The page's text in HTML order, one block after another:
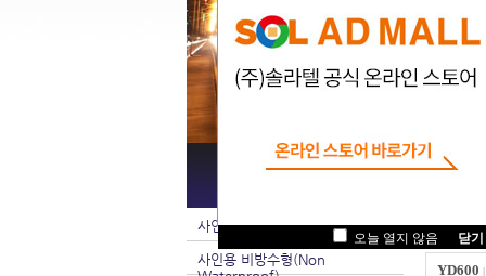
. 오늘 열지 않음 닫기
사인용 방수형(Waterproof)
사인용 비방수형(Non
YD600